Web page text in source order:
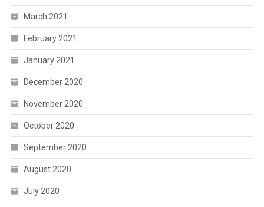
March 2021
February 2021
January 2021
December 2020
November 2020
October 2020
September 2020
August 2020
July 2020